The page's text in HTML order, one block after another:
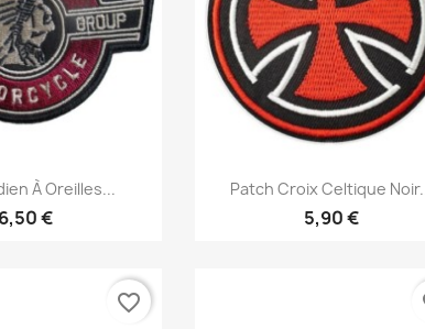
rapide
À Oreilles...
6,50 €
Aperçu rapide
Patch Croix Celtique
5,90 €
favorite_border